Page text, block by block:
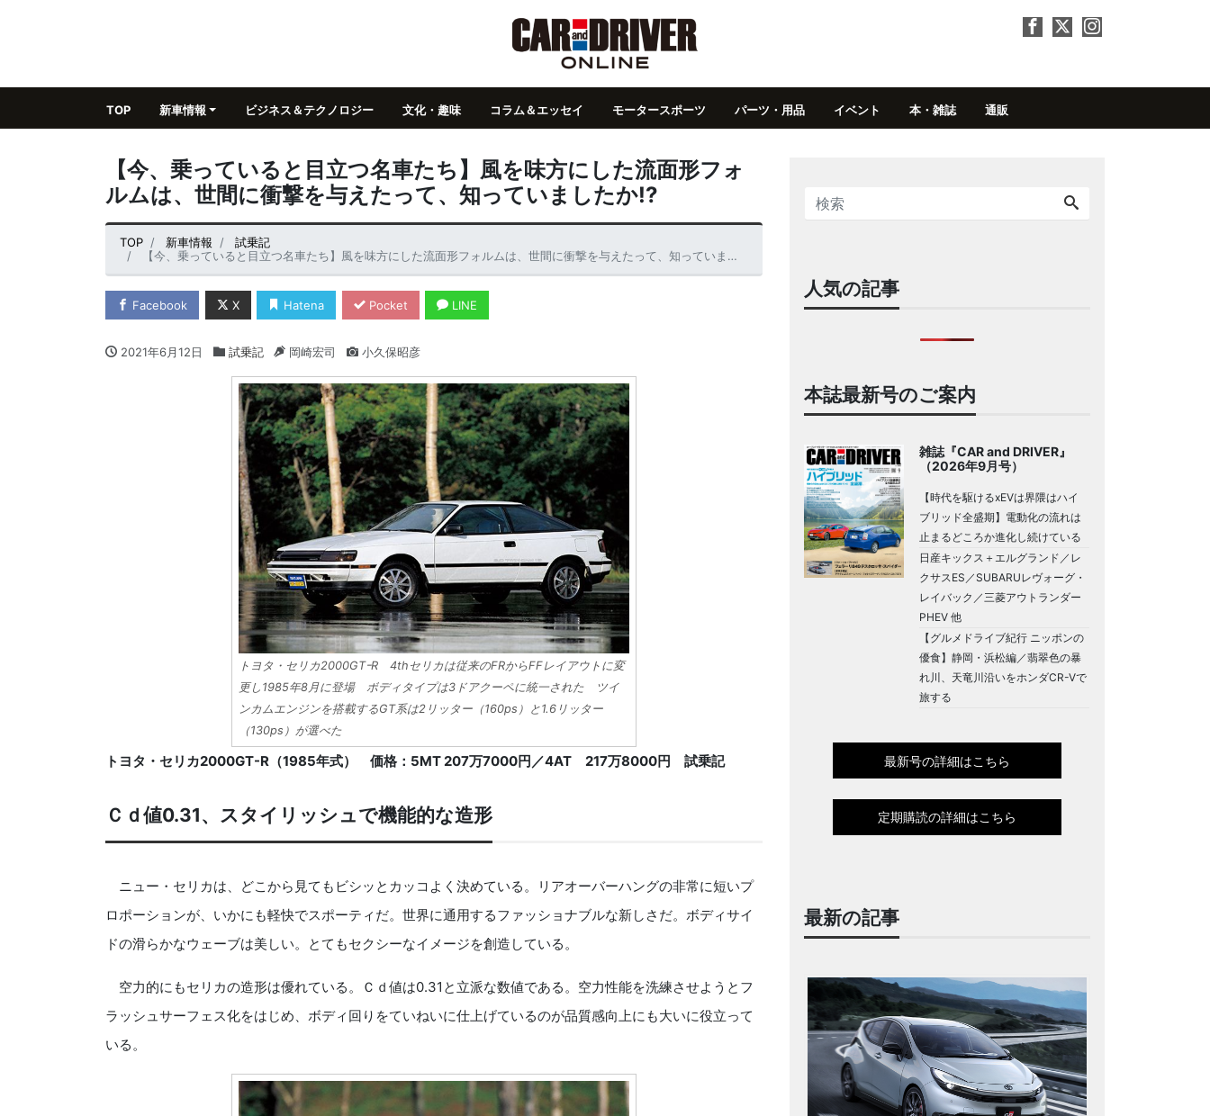
TOP 新車情報 ビジネス＆テクノロジー 文化・趣味 コラム＆エッセイ モータースポーツ パーツ・用品 イベント 本・雑誌 通販
【今、乗っていると目立つ名車たち】風を味方にした流面形フォ
ルムは、世間に衝撃を与えたって、知っていましたか!?
TOP 新車情報
試乗記
【今、乗っていると目立つ名車たち】風を味方にした流面形フォルムは、世間に衝撃を与えたって、知っていましたか!?
Facebook X Hatena Pocket LINE
2021年6月12日 試乗記 岡崎宏司 小久保昭彦
トヨタ・セリカ2000GTｰR 4thセリカは従来のFRからFFレイアウトに変
更し1985年8月に登場 ボディタイプは3ドアクーペに統一された ツイ
ンカムエンジンを搭載するGT系は2リッター（160ps）と1.6リッター
（130ps）が選べた
トヨタ・セリカ2000GT-R（1985年式） 価格：5MT 207万7000円／4AT 217万8000円 試乗記
Ｃｄ値0.31、スタイリッシュで機能的な造形
ニュー・セリカは、どこから見てもビシッとカッコよく決めている。リアオーバーハングの非常に短いプ
ロポーションが、いかにも軽快でスポーティだ。世界に通用するファッショナブルな新しさだ。ボディサイ
ドの滑らかなウェーブは美しい。とてもセクシーなイメージを創造している。
空力的にもセリカの造形は優れている。Ｃｄ値は0.31と立派な数値である。空力性能を洗練させようとフ
ラッシュサーフェス化をはじめ、ボディ回りをていねいに仕上げているのが品質感向上にも大いに役立って
いる。
人気の記事
本誌最新号のご案内
雑誌『CAR and DRIVER』
（2026年9月号）
【時代を駆けるxEVは界隈はハイ
ブリッド全盛期】電動化の流れは
止まるどころか進化し続けている
日産キックス＋エルグランド／レ
クサスES／SUBARUレヴォーグ・
レイバック／三菱アウトランダー
PHEV 他
【グルメドライブ紀行 ニッポンの
優食】静岡・浜松編／翡翠色の暴
れ川、天竜川沿いをホンダCR-Vで
旅する
最新号の詳細はこちら
定期購読の詳細はこちら
最新の記事